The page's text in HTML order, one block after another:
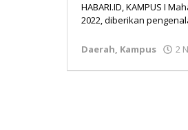
HABARI.ID, KAMPUS I
2022, diberikan
Daerah, Kampus 2